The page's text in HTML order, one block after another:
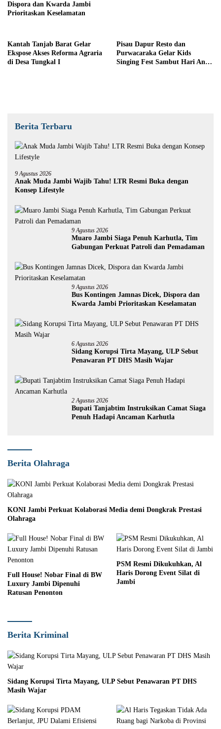
Dispora dan Kwarda Jambi
Prioritaskan Keselamatan
Kantah Tanjab Barat Gelar
Ekspose Akses Reforma Agraria
di Desa Tungkal I
Pisau Dapur Resto dan
Purwacaraka Gelar Kids
Singing Fest Sambut Hari Anak
Berita Terbaru
9 Agustus 2026
Anak Muda Jambi Wajib Tahu! LTR Resmi Buka dengan
Konsep Lifestyle
9 Agustus 2026
Muaro Jambi Siaga Penuh Karhutla, Tim
Gabungan Perkuat Patroli dan Pemadaman
9 Agustus 2026
Bus Kontingen Jamnas Dicek, Dispora dan
Kwarda Jambi Prioritaskan Keselamatan
6 Agustus 2026
Sidang Korupsi Tirta Mayang, ULP Sebut
Penawaran PT DHS Masih Wajar
2 Agustus 2026
Bupati Tanjabtim Instruksikan Camat Siaga
Penuh Hadapi Ancaman Karhutla
Berita Olahraga
KONI Jambi Perkuat Kolaborasi Media demi Dongkrak Prestasi
Olahraga
Full House! Nobar Final di BW
Luxury Jambi Dipenuhi
Ratusan Penonton
PSM Resmi Dikukuhkan, Al
Haris Dorong Event Silat di
Jambi
Berita Kriminal
Sidang Korupsi Tirta Mayang, ULP Sebut Penawaran PT DHS
Masih Wajar